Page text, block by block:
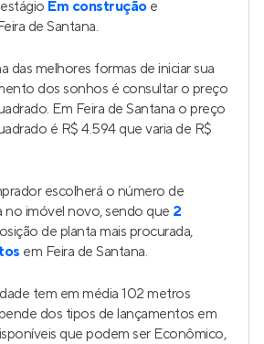
Em construçãoe
de Santana.
das melhores formas de iniciar sua
dos sonhos é consultar o preço
Em Feira de Santana o preço
é R$ 4.594 que varia de R$
escolherá o número de
no imóvel novo, sendo que 2
de planta mais procurada,
em Feira de Santana.
tem em média 102 metros
dos tipos de lançamentos em
que podem ser Econômico,